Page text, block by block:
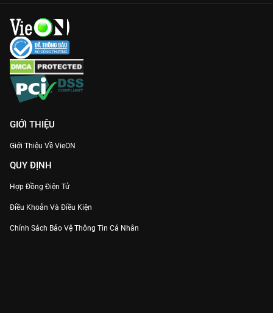
GIỚI THIỆU
Giới Thiệu Về VieON
QUY ĐỊNH
Hợp Đồng Điện Tử
Điều Khoản Và Điều Kiện
Chính Sách Bảo Vệ Thông Tin Cá Nhân